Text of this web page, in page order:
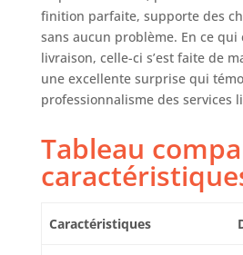
finition parfaite, supporte des
sans aucun problème. En ce qui
livraison, celle-ci s’est faite de
une excellente surprise qui
professionnalisme des services
Tableau
Caractéristiques